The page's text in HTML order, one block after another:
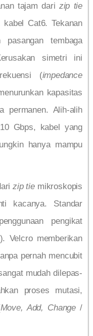
tajam dari zip tie
Cat6. Tekanan
tembaga
simetri ini
(impedance
kapasitas
permanen. Alih-alih
Gbps, kabel yang
hanya mampu
zip tiemikroskopis
kacanya. Standar
pengikat
Velcro memberikan
pernah mencubit
mudah dilepas-
proses mutasi,
Move, Add, Change /